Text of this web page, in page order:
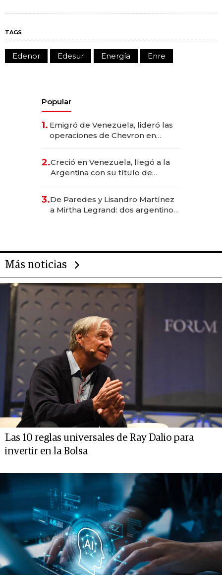
TAGS
Edenor Edesur Energía Enre
Popular
1. Emigró de Venezuela, lideró las
operaciones de Chevron en
2.Creció en Venezuela, llegó a la
Argentina con su título de
las marcas "fast premium"
3.De Paredes y Lisandro Martínez
a Mirtha Legrand: dos argentinos
Más noticias
Las 10 reglas universales de Ray Dalio para
invertir en la Bolsa